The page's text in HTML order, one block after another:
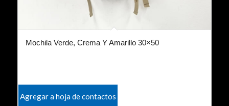
Mochila Verde, Crema Y Amarillo 30×50
Agregar a hoja de contactos